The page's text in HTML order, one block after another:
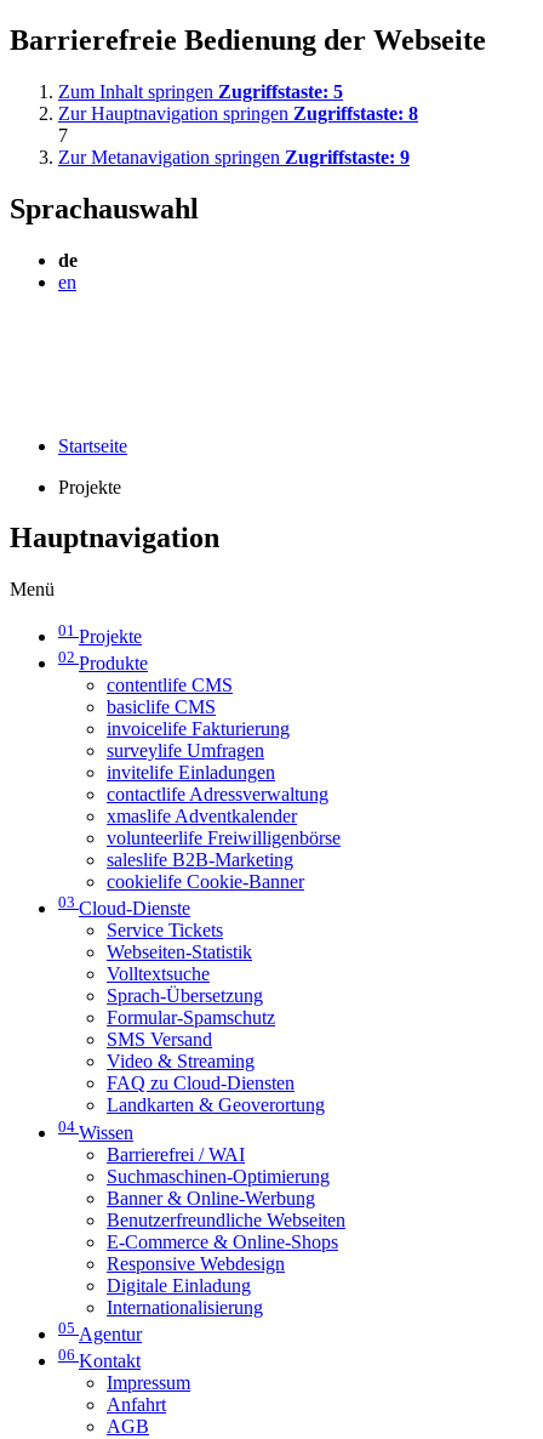
Barrierefreie Bedienung der Webseite
Zum Inhalt springen Zugriffstaste: 5
Zur Hauptnavigation springen Zugriffstaste: 8
7
Zur Metanavigation springen Zugriffstaste: 9
Sprachauswahl
de
en
Startseite
Projekte
Hauptnavigation
Menü
01 Projekte
02 Produkte
contentlife CMS
basiclife CMS
invoicelife Fakturierung
surveylife Umfragen
invitelife Einladungen
contactlife Adressverwaltung
xmaslife Adventkalender
volunteerlife Freiwilligenbörse
saleslife B2B-Marketing
cookielife Cookie-Banner
03 Cloud-Dienste
Service Tickets
Webseiten-Statistik
Volltextsuche
Sprach-Übersetzung
Formular-Spamschutz
SMS Versand
Video & Streaming
FAQ zu Cloud-Diensten
Landkarten & Geoverortung
04 Wissen
Barrierefrei / WAI
Suchmaschinen-Optimierung
Banner & Online-Werbung
Benutzerfreundliche Webseiten
E-Commerce & Online-Shops
Responsive Webdesign
Digitale Einladung
Internationalisierung
05 Agentur
06 Kontakt
Impressum
Anfahrt
AGB